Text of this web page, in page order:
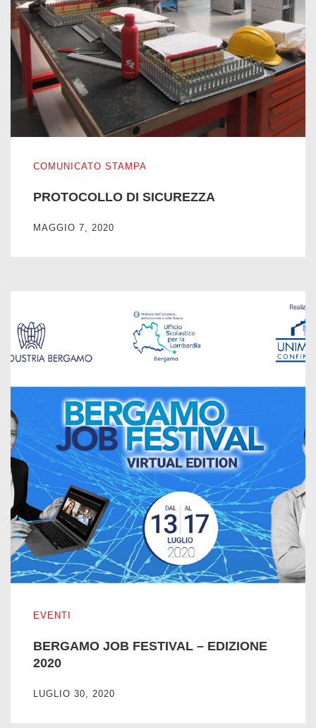
COMUNICATO STAMPA
PROTOCOLLO DI SICUREZZA
MAGGIO 7, 2020
EVENTI
BERGAMO JOB FESTIVAL – EDIZIONE
2020
LUGLIO 30, 2020